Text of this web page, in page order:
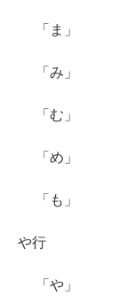
「ま」
「み」
「む」
「め」
「も」
や行
「や」